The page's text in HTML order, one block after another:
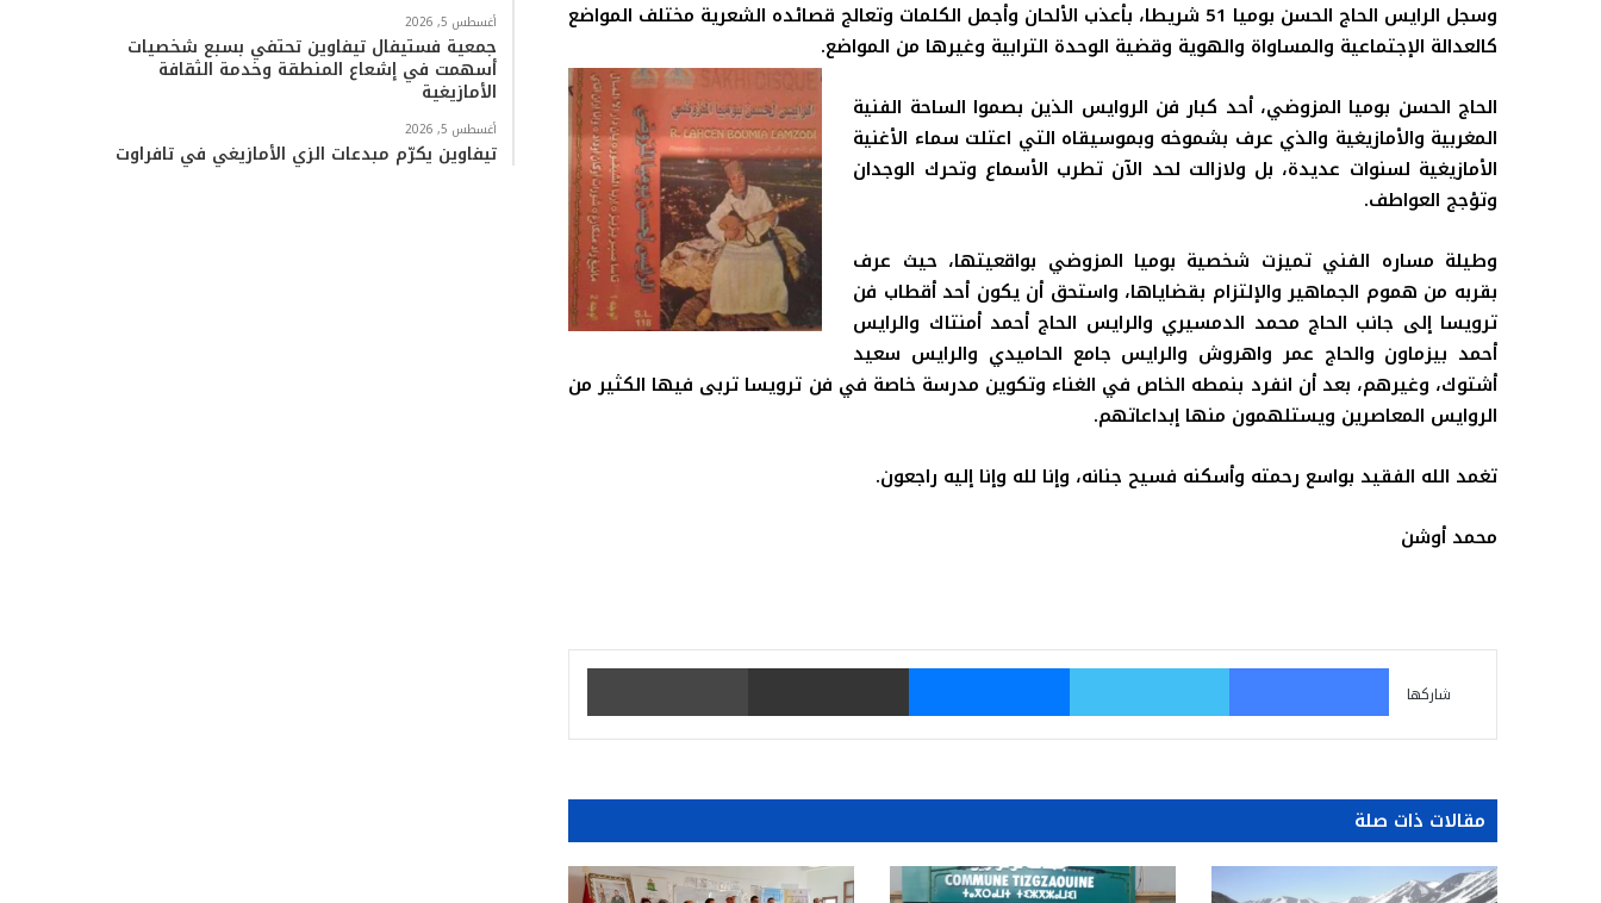
وسجل الرايس الحاج الحسن بوميا 51 شريطا، بأعذب الألحان وأجمل الكلمات وتعالج قصائده الشعرية مختلف المواضع
كالعدالة الإجتماعية والمساواة والهوية وقضية الوحدة الترابية وغيرها من المواضع.
الحاج الحسن بوميا المزوضي، أحد كبار فن الروايس الذين بصموا الساحة الفنية
المغربية والأمازيغية والذي عرف بشموخه وبموسيقاه التي اعتلت سماء الأغنية
الأمازيغية لسنوات عديدة، بل ولازالت لحد الآن تطرب الأسماع وتحرك الوجدان
وتؤجج العواطف.
وطيلة مساره الفني تميزت شخصية بوميا المزوضي بواقعيتها، حيث عرف
بقربه من هموم الجماهير والإلتزام بقضاياها، واستحق أن يكون أحد أقطاب فن
ترويسا إلى جانب الحاج محمد الدمسيري والرايس الحاج أحمد أمنتاك والرايس
أحمد بيزماون والحاج عمر واهروش والرايس جامع الحاميدي والرايس سعيد
أشتوك، وغيرهم، بعد أن انفرد بنمطه الخاص في الغناء وتكوين مدرسة خاصة في فن ترويسا تربى فيها الكثير من
الروايس المعاصرين ويستلهمون منها إبداعاتهم.
تغمد الله الفقيد بواسع رحمته وأسكنه فسيح جنانه، وإنا لله وإنا إليه راجعون.
محمد أوشن
شاركها
فيسبوك تويتر ماسنجر مشاركة عبر البريد
مقالات ذات صلة
أغسطس 5, 2026
جمعية فستيفال تيفاوين تحتفي بسبع شخصيات
أسهمت في إشعاع المنطقة وخدمة الثقافة
الأمازيغية
أغسطس 5, 2026
تيفاوين يكرّم مبدعات الزي الأمازيغي في تافراوت